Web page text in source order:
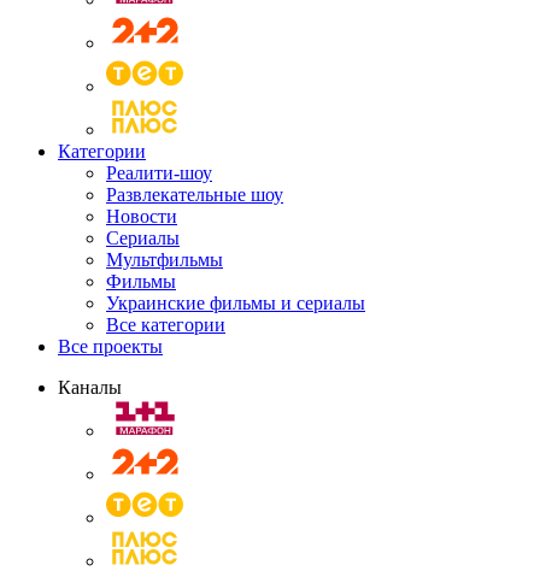
Категории
Реалити-шоу
Развлекательные шоу
Новости
Сериалы
Мультфильмы
Фильмы
Украинские фильмы и сериалы
Все категории
Все проекты
Каналы